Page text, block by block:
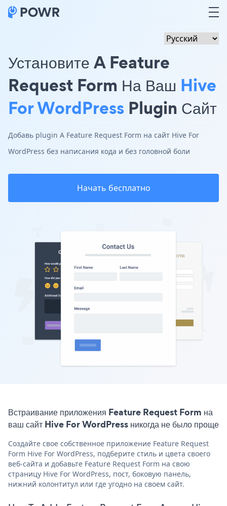
Установите A Feature
Request Form На Ваш Hive
For WordPress Plugin Сайт
Добавь plugin A Feature Request Form на сайт Hive For
WordPress без написания кода и без головной боли
Начать бесплатно
Встраивание приложения Feature Request Form на
ваш сайт Hive For WordPress никогда не было проще
Создайте свое собственное приложение Feature Request
Form Hive For WordPress, подберите стиль и цвета своего
веб-сайта и добавьте Feature Request Form на свою
страницу Hive For WordPress, пост, боковую панель,
нижний колонтитул или где угодно на своем сайт.